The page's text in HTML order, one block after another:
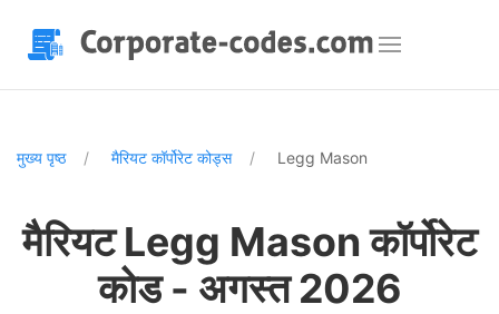
मुख्य पृष्ठ मैरियट कॉर्पोरेट कोड्स Legg Mason
मैरियट Legg Mason कॉर्पोरेट
कोड - अगस्त 2026